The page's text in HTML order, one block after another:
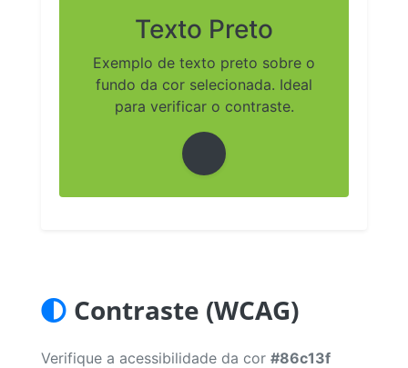
Texto Preto
Exemplo de texto preto sobre o
fundo da cor selecionada. Ideal
para verificar o contraste.
Contraste (WCAG)
Verifique a acessibilidade da cor #86c13f